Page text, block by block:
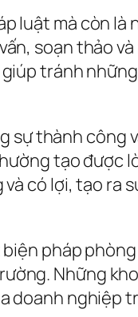
luật mà còn là
soạn thảo
tránh
sự thành công
tạo được
có lợi, tạo ra
pháp
Những
doanh nghiệp